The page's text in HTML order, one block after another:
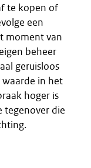
te kopen of
een
moment van
beheer
geruisloos
waarde in het
hoger is
tegenover die